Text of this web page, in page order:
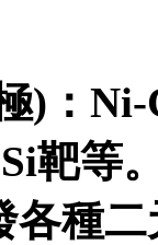
)：
靶等
各種